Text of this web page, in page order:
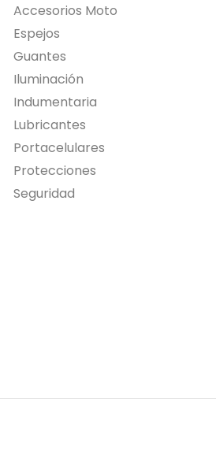
Accesorios Moto
Espejos
Guantes
Iluminación
Indumentaria
Lubricantes
Portacelulares
Protecciones
Seguridad